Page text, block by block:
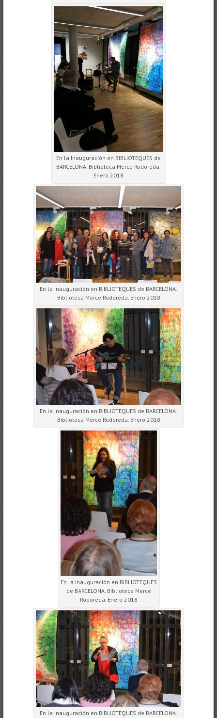
En la Inauguración en BIBLIOTEQUES de
BARCELONA. Biblioteca Merce Rodoreda.
Enero 2018
En la Inauguración en BIBLIOTEQUES de BARCELONA.
Biblioteca Merce Rodoreda. Enero 2018
En la Inauguración en BIBLIOTEQUES de BARCELONA.
Biblioteca Merce Rodoreda. Enero 2018
En la Inauguración en BIBLIOTEQUES
de BARCELONA. Biblioteca Merce
Rodoreda. Enero 2018
En la Inauguración en BIBLIOTEQUES de BARCELONA.